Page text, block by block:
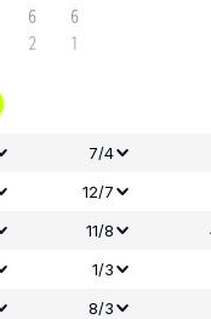
6
2
6
1
7/4
12/7
11/8
1/3
8/3